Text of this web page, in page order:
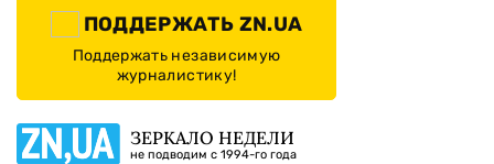
ПОДДЕРЖАТЬ ZN.UA
Поддержать независимую
журналистику!
ЗЕРКАЛО НЕДЕЛИ
не подводим с 1994-го года